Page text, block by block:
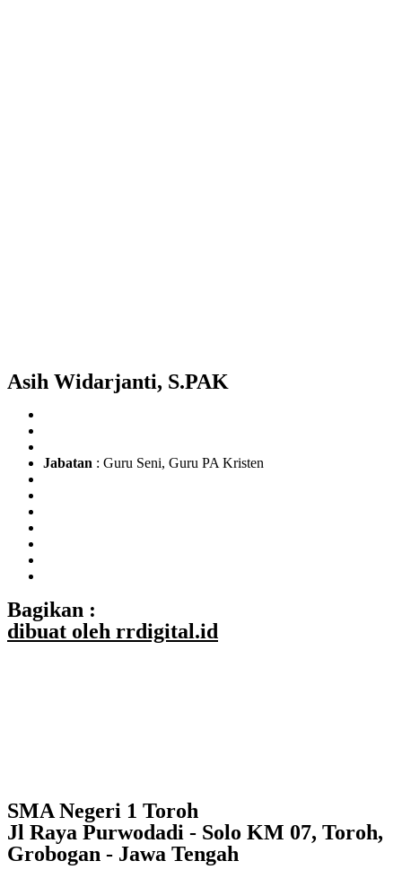
Asih Widarjanti, S.PAK
Jabatan : Guru Seni, Guru PA Kristen
Bagikan :
dibuat oleh rrdigital.id
SMA Negeri 1 Toroh
Jl Raya Purwodadi - Solo KM 07, Toroh,
Grobogan - Jawa Tengah